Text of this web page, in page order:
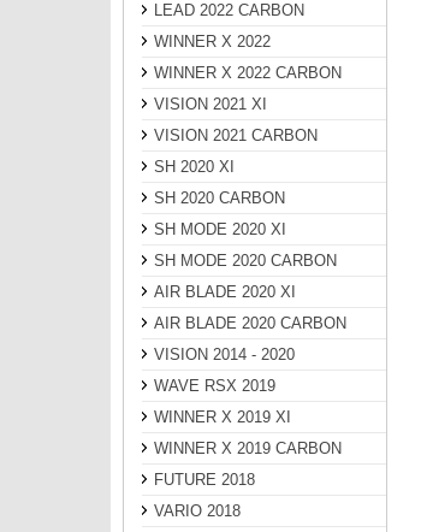
LEAD 2022 CARBON
WINNER X 2022
WINNER X 2022 CARBON
VISION 2021 XI
VISION 2021 CARBON
SH 2020 XI
SH 2020 CARBON
SH MODE 2020 XI
SH MODE 2020 CARBON
AIR BLADE 2020 XI
AIR BLADE 2020 CARBON
VISION 2014 - 2020
WAVE RSX 2019
WINNER X 2019 XI
WINNER X 2019 CARBON
FUTURE 2018
VARIO 2018